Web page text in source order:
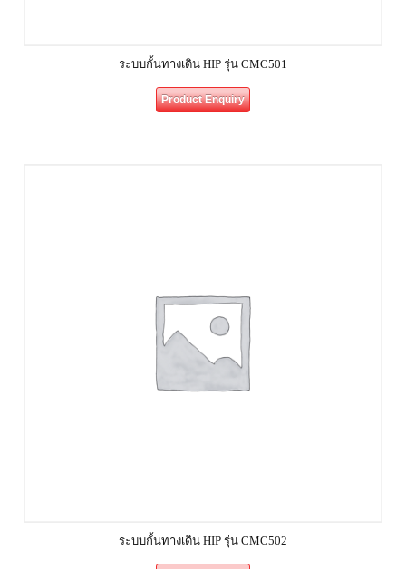
ระบบกั้นทางเดิน HIP รุ่น CMC501
Product Enquiry
ระบบกั้นทางเดิน HIP รุ่น CMC502